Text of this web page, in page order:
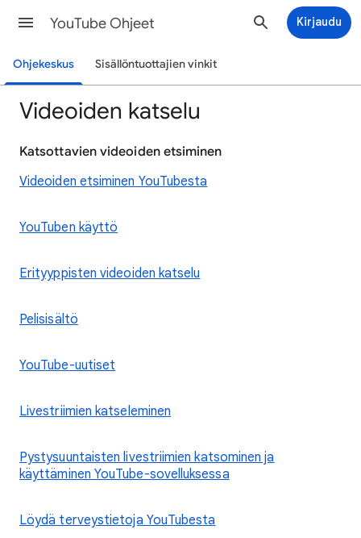
YouTube Ohjeet Kirjaudu
Ohjekeskus Sisällöntuottajien vinkit
Videoiden katselu
Katsottavien videoiden etsiminen
Videoiden etsiminen YouTubesta
YouTuben käyttö
Erityyppisten videoiden katselu
Pelisisältö
YouTube-uutiset
Livestriimien katseleminen
Pystysuuntaisten livestriimien katsominen ja
käyttäminen YouTube-sovelluksessa
Löydä terveystietoja YouTubesta